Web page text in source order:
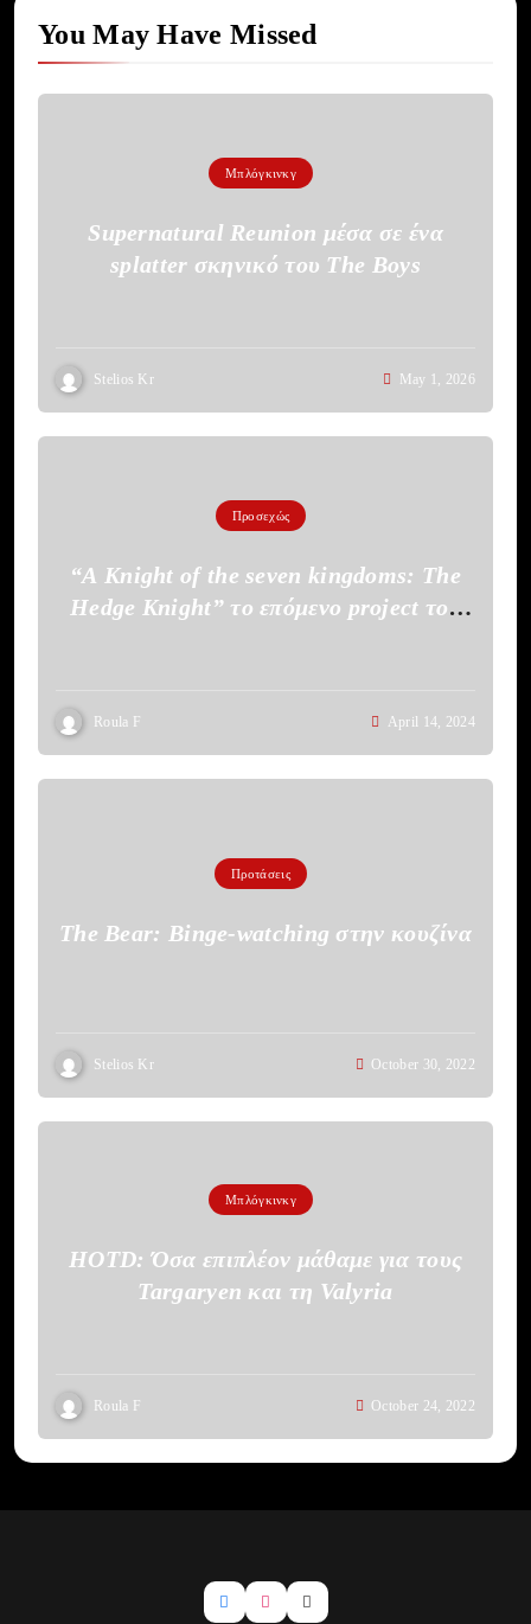
You May Have Missed
Μπλόγκινκγ
Supernatural Reunion μέσα σε ένα
splatter σκηνικό του The Boys
Stelios Kr May 1, 2026
Προσεχώς
“A Knight of the seven kingdoms: The
Hedge Knight” το επόμενο project του
Roula F April 14, 2024
Προτάσεις
The Bear: Binge-watching στην κουζίνα
Stelios Kr October 30, 2022
Μπλόγκινκγ
HOTD: Όσα επιπλέον μάθαμε για τους
Targaryen και τη Valyria
Roula F October 24, 2022